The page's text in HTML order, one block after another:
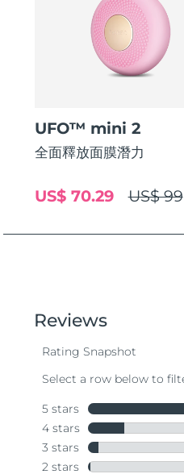
UFO™ mini 2
全面釋放面膜潛力
US$ 99
US$ 70.29